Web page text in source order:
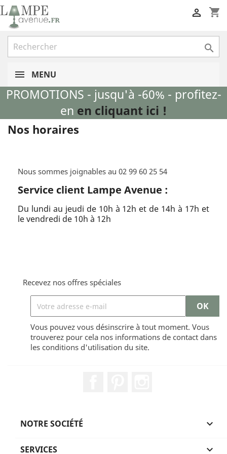
shopping_cart


MENU
PROMOTIONS - jusqu'à -60% - profitez-
en en cliquant ici !
Nos horaires
Nous sommes joignables au 02 99 60 25 54
Service client Lampe Avenue :
Du lundi au jeudi de 10h à 12h et de 14h à 17h et
le vendredi de 10h à 12h
Recevez nos offres spéciales
Vous pouvez vous désinscrire à tout moment. Vous
trouverez pour cela nos informations de contact dans
les conditions d'utilisation du site.
NOTRE SOCIÉTÉ 
SERVICES 